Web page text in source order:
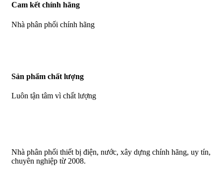
Cam kết chính hãng
Nhà phân phối chính hãng
Sản phẩm chất lượng
Luôn tận tâm vì chất lượng
Nhà phân phối thiết bị điện, nước, xây dựng chính hãng, uy tín,
chuyên nghiệp từ 2008.